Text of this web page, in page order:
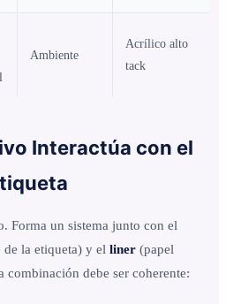
Ambiente
Acrílico alto
tack
Interactúa con el
Forma un sistema junto con el
la etiqueta) y el liner (papel
combinación debe ser coherente: